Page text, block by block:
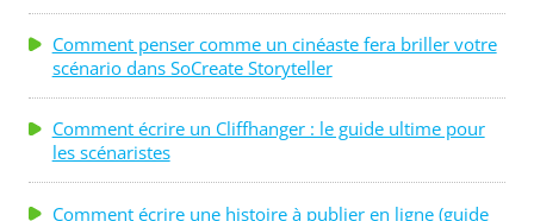
Comment penser comme un cinéaste fera briller votre
scénario dans SoCreate Storyteller
Comment écrire un Cliffhanger : le guide ultime pour
les scénaristes
Comment écrire une histoire à publier en ligne (guide